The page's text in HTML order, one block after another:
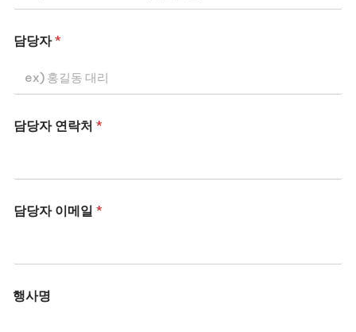
담당자*
담당자 연락처 *
담당자 이메일 *
행사명